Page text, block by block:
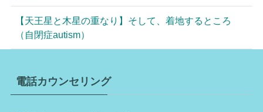
【天王星と木星の重なり】そして、着地するところ
（自閉症autism）
電話カウンセリング